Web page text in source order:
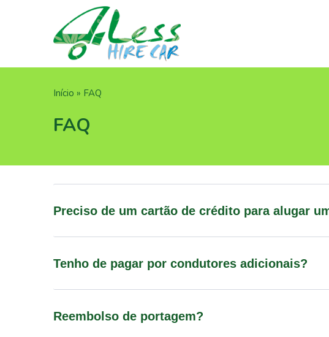
principal
Navegação
Início FAQ
FAQ
Preciso de um cartão de crédito para alugar
Tenho de pagar por condutores adicionais?
Reembolso de portagem?